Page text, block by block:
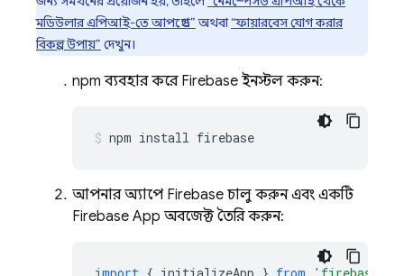
মডিউলার এপিআই-তে আপগ্রেড”অথবা“ফায়ারবেস যোগ করার
বিকল্প উপায়” দেখুন।
npm ব্যবহার করে Firebase ইনস্টল করুন:
npm install firebase
আপনার অ্যাপে Firebase চালু করুন এবং একটি
Firebase App অবজেক্ট তৈরি করুন: